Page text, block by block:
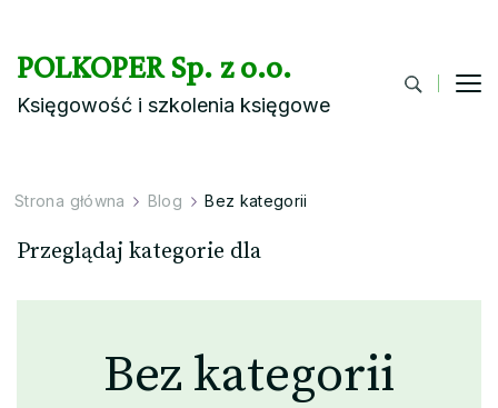
POLKOPER Sp. z o.o.
Księgowość i szkolenia księgowe
Strona główna Blog Bez kategorii
Przeglądaj kategorie dla
Bez kategorii